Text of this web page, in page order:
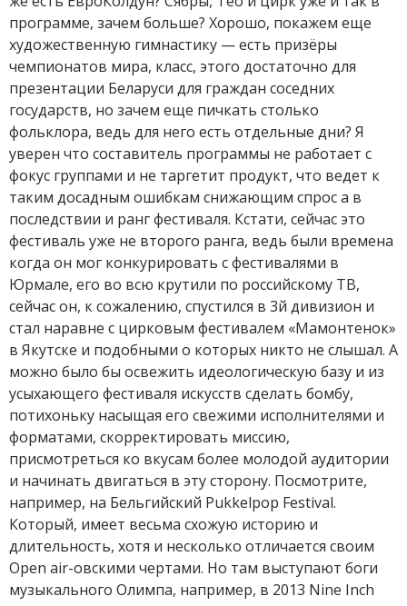
программе, зачем больше? Хорошо, покажем еще
художественную гимнастику — есть призёры
чемпионатов мира, класс, этого достаточно для
презентации Беларуси для граждан соседних
государств, но зачем еще пичкать столько
фольклора, ведь для него есть отдельные дни? Я
уверен что составитель программы не работает с
фокус группами и не таргетит продукт, что ведет к
таким досадным ошибкам снижающим спрос а в
последствии и ранг фестиваля. Кстати, сейчас это
фестиваль уже не второго ранга, ведь были времена
когда он мог конкурировать с фестивалями в
Юрмале, его во всю крутили по российскому ТВ,
сейчас он, к сожалению, спустился в 3й дивизион и
стал наравне с цирковым фестивалем «Мамонтенок»
в Якутске и подобными о которых никто не слышал. А
можно было бы освежить идеологическую базу и из
усыхающего фестиваля искусств сделать бомбу,
потихоньку насыщая его свежими исполнителями и
форматами, скорректировать миссию,
присмотреться ко вкусам более молодой аудитории
и начинать двигаться в эту сторону. Посмотрите,
например, на Бельгийский Pukkelpop Festival.
Который, имеет весьма схожую историю и
длительность, хотя и несколько отличается своим
Open air-овскими чертами. Но там выступают боги
музыкального Олимпа, например, в 2013 Nine Inch